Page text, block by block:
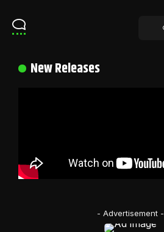
New Releases
- Advertisement -